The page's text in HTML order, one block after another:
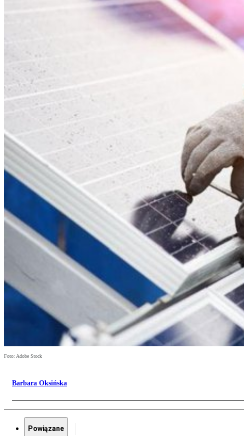
Foto: Adobe Stock
Barbara Oksińska
Powiązane